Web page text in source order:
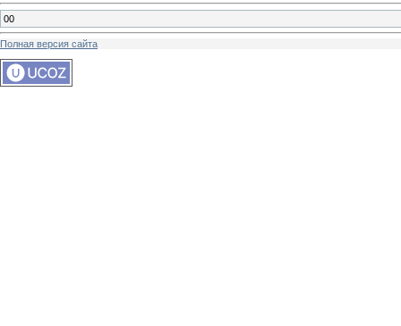
00
Полная версия сайта